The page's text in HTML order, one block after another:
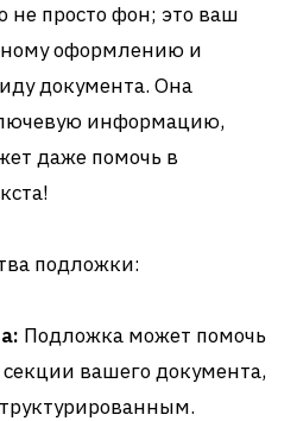
не просто фон; это ваш
оформлению и
документа. Она
информацию,
даже помочь в
подложки:
Подложка может помочь
вашего документа,